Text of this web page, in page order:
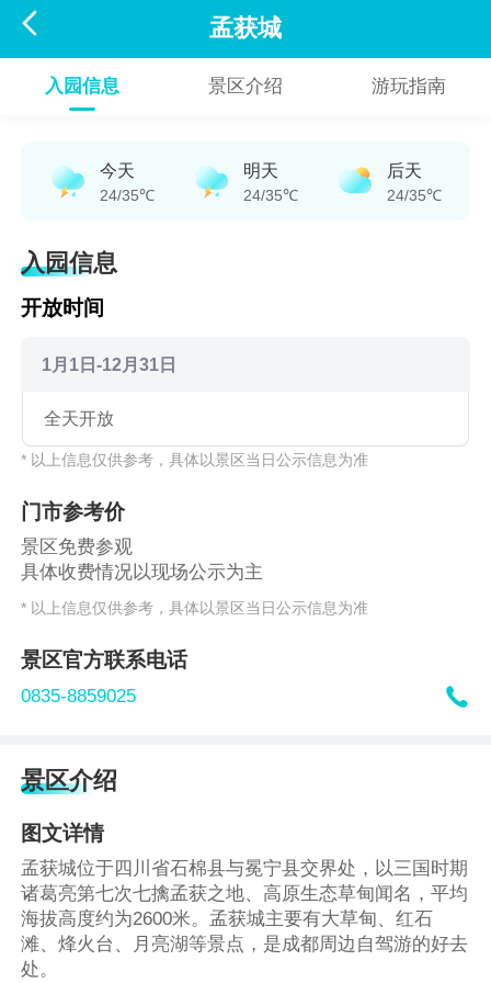
 孟获城
入园信息 景区介绍 游玩指南
今天
24/35℃
明天
24/35℃
后天
24/35℃
入园信息
开放时间
1月1日-12月31日
全天开放
* 以上信息仅供参考，具体以景区当日公示信息为准
门市参考价
景区免费参观
具体收费情况以现场公示为主
* 以上信息仅供参考，具体以景区当日公示信息为准
景区官方联系电话
0835-8859025 
景区介绍
图文详情
孟获城位于四川省石棉县与冕宁县交界处，以三国时期
诸葛亮第七次七擒孟获之地、高原生态草甸闻名，平均
海拔高度约为2600米。孟获城主要有大草甸、红石
滩、烽火台、月亮湖等景点，是成都周边自驾游的好去
处。